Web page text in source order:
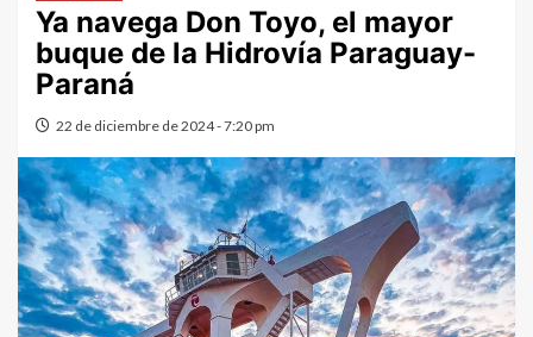
Ya navega Don Toyo, el mayor
buque de la Hidrovía Paraguay-
Paraná
22 de diciembre de 2024 - 7:20 pm